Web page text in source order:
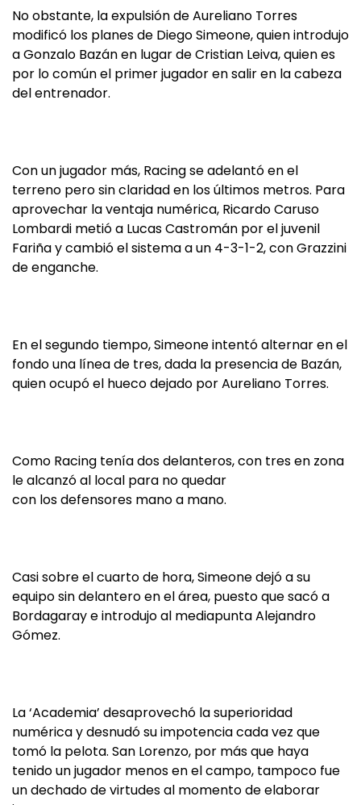
No obstante, la expulsión de Aureliano Torres
modificó los planes de Diego Simeone, quien introdujo
a Gonzalo Bazán en lugar de Cristian Leiva, quien es
por lo común el primer jugador en salir en la cabeza
del entrenador.
Con un jugador más, Racing se adelantó en el
terreno pero sin claridad en los últimos metros. Para
aprovechar la ventaja numérica, Ricardo Caruso
Lombardi metió a Lucas Castromán por el juvenil
Fariña y cambió el sistema a un 4-3-1-2, con Grazzini
de enganche.
En el segundo tiempo, Simeone intentó alternar en el
fondo una línea de tres, dada la presencia de Bazán,
quien ocupó el hueco dejado por Aureliano Torres.
Como Racing tenía dos delanteros, con tres en zona
le alcanzó al local para no quedar
con los defensores mano a mano.
Casi sobre el cuarto de hora, Simeone dejó a su
equipo sin delantero en el área, puesto que sacó a
Bordagaray e introdujo al mediapunta Alejandro
Gómez.
La ‘Academia’ desaprovechó la superioridad
numérica y desnudó su impotencia cada vez que
tomó la pelota. San Lorenzo, por más que haya
tenido un jugador menos en el campo, tampoco fue
un dechado de virtudes al momento de elaborar